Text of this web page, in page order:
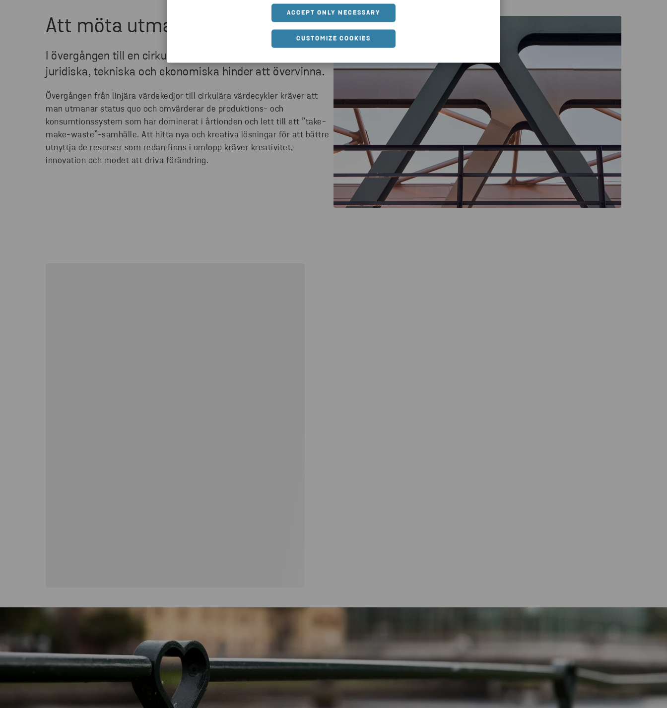
ACCEPT ONLY NECESSARY
CUSTOMIZE COOKIES
Att möta utmaningarna
I övergången till en cirkulär ekonomi finns kulturella,
juridiska, tekniska och ekonomiska hinder att övervinna.
Övergången från linjära värdekedjor till cirkulära värdecykler kräver att
man utmanar status quo och omvärderar de produktions- och
konsumtionssystem som har dominerat i årtionden och lett till ett ”take-
make-waste”-samhälle. Att hitta nya och kreativa lösningar för att bättre
utnyttja de resurser som redan finns i omlopp kräver kreativitet,
innovation och modet att driva förändring.